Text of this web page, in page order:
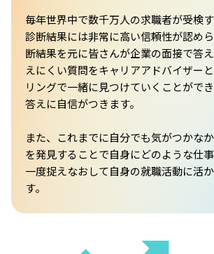
毎年世界中で数千万人の求職者が受検す
診断結果には非常に高い信頼性が認め
断結果を元に皆さんが企業の面接で答
えにくい質問をキャリアアドバイザー
リングで一緒に見つけていくことがで
答えに自信がつきます。
また、これまでに自分でも気がつかな
を発見することで自身にどのような仕
一度捉えなおして自身の就職活動に活
す。